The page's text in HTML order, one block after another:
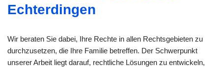
Echterdingen
Wir beraten Sie dabei, Ihre Rechte in allen Rechtsgebieten zu
durchzusetzen, die Ihre Familie betreffen. Der Schwerpunkt
unserer Arbeit liegt darauf, rechtliche Lösungen zu entwickeln,